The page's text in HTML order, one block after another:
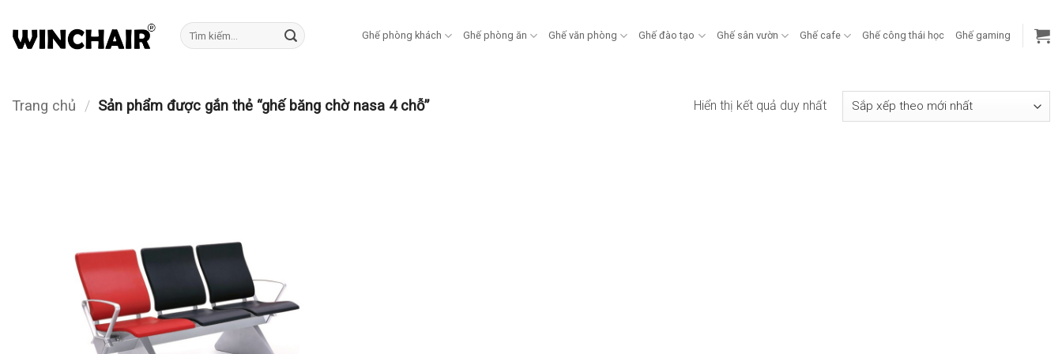
qua
Tìm
kiếm:
Ghế phòng khách Ghế phòng ăn Ghế văn phòng Ghế đào tạo Ghế sân vườn Ghế cafe Ghế công thái học Ghế gaming
Trang chủ / Sản phẩm được gắn thẻ “ghế băng chờ nasa 4 chỗ” Hiển thị kết quả duy nhất